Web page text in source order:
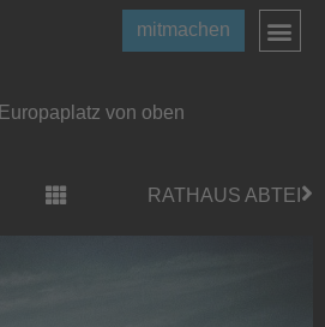
mitmachen
Europaplatz von oben
RATHAUS ABTEI